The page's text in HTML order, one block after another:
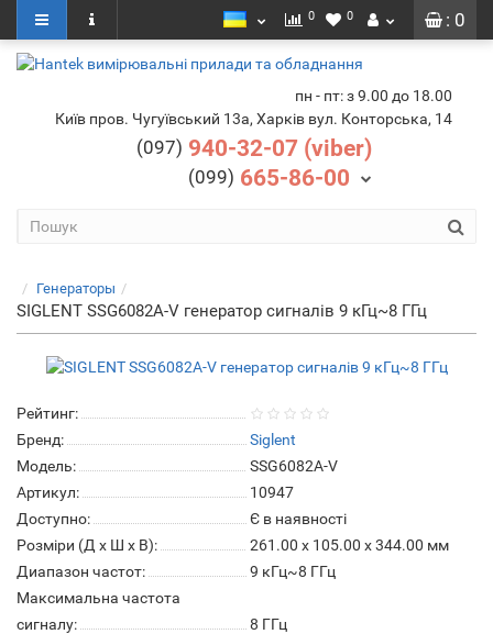
: 0
0 0
пн - пт: з 9.00 до 18.00
Київ пров. Чугуївський 13а, Харків вул. Конторська, 14
(097) 940-32-07 (viber)
(099) 665-86-00
Генераторы
SIGLENT SSG6082A-V генератор сигналів 9 кГц~8 ГГц
Рейтинг:
Бренд:
Siglent
Модель:
SSG6082A-V
Артикул:
10947
Доступно:
Є в наявності
Розміри (Д x Ш x В):
261.00 x 105.00 x 344.00 мм
Диапазон частот:
9 кГц~8 ГГц
Максимальна частота
сигналу:
8 ГГц